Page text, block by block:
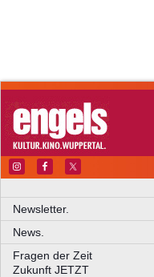
Newsletter.
News.
Fragen der Zeit
Zukunft JETZT